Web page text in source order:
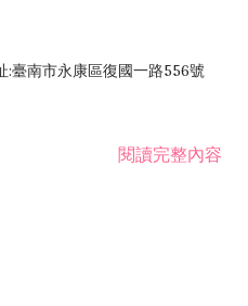
:臺南市永康區復國一路556號
閱讀完整內容